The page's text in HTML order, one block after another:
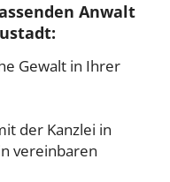
Anwalt
Gewalt in Ihrer
der Kanzlei in
vereinbaren